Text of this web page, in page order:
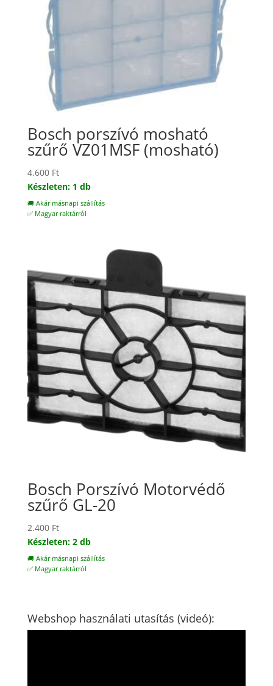
Bosch porszívó mosható
szűrő VZ01MSF (mosható)
4.600 Ft
Készleten: 1 db
🚚 Akár másnapi szállítás
✅ Magyar raktárról
Bosch Porszívó Motorvédő
szűrő GL-20
2.400 Ft
Készleten: 2 db
🚚 Akár másnapi szállítás
✅ Magyar raktárról
Webshop használati utasítás (videó):